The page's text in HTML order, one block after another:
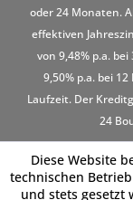
oder 24 Monaten.
effektiven
von 9,48% p.a.
9,50% p.a. bei
Laufzeit. Der
24
Diese Website
technischen
und stets gesetzt